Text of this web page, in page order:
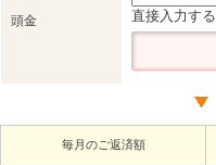
頭金 直接入力する
毎月のご返済額